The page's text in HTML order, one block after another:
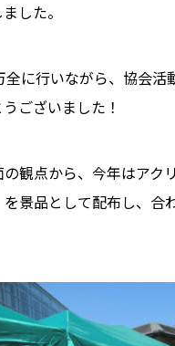
した。
に行いながら、協会
ございました！
観点から、今年はアク
景品として配布し、